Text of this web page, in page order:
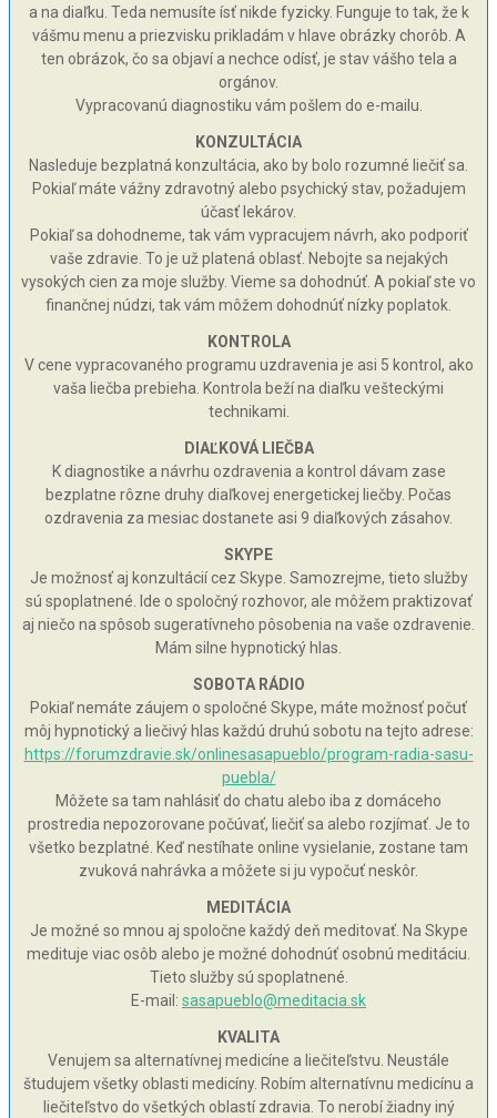
a na diaľku. Teda nemusíte ísť nikde fyzicky. Funguje to tak, že k
vášmu menu a priezvisku prikladám v hlave obrázky chorôb. A
ten obrázok, čo sa objaví a nechce odísť, je stav vášho tela a
orgánov.
Vypracovanú diagnostiku vám pošlem do e-mailu.
KONZULTÁCIA
Nasleduje bezplatná konzultácia, ako by bolo rozumné liečiť sa.
Pokiaľ máte vážny zdravotný alebo psychický stav, požadujem
účasť lekárov.
Pokiaľ sa dohodneme, tak vám vypracujem návrh, ako podporiť
vaše zdravie. To je už platená oblasť. Nebojte sa nejakých
vysokých cien za moje služby. Vieme sa dohodnúť. A pokiaľ ste vo
finančnej núdzi, tak vám môžem dohodnúť nízky poplatok.
KONTROLA
V cene vypracovaného programu uzdravenia je asi 5 kontrol, ako
vaša liečba prebieha. Kontrola beží na diaľku vešteckými
technikami.
DIAĽKOVÁ LIEČBA
K diagnostike a návrhu ozdravenia a kontrol dávam zase
bezplatne rôzne druhy diaľkovej energetickej liečby. Počas
ozdravenia za mesiac dostanete asi 9 diaľkových zásahov.
SKYPE
Je možnosť aj konzultácií cez Skype. Samozrejme, tieto služby
sú spoplatnené. Ide o spoločný rozhovor, ale môžem praktizovať
aj niečo na spôsob sugeratívneho pôsobenia na vaše ozdravenie.
Mám silne hypnotický hlas.
SOBOTA RÁDIO
Pokiaľ nemáte záujem o spoločné Skype, máte možnosť počuť
môj hypnotický a liečivý hlas každú druhú sobotu na tejto adrese:
https://forumzdravie.sk/onlinesasapueblo/program-radia-sasu-
puebla/
Môžete sa tam nahlásiť do chatu alebo iba z domáceho
prostredia nepozorovane počúvať, liečiť sa alebo rozjímať. Je to
všetko bezplatné. Keď nestíhate online vysielanie, zostane tam
zvuková nahrávka a môžete si ju vypočuť neskôr.
MEDITÁCIA
Je možné so mnou aj spoločne každý deň meditovať. Na Skype
medituje viac osôb alebo je možné dohodnúť osobnú meditáciu.
Tieto služby sú spoplatnené.
E-mail: sasapueblo@meditacia.sk
KVALITA
Venujem sa alternatívnej medicíne a liečiteľstvu. Neustále
študujem všetky oblasti medicíny. Robím alternatívnu medicínu a
liečiteľstvo do všetkých oblastí zdravia. To nerobí žiadny iný